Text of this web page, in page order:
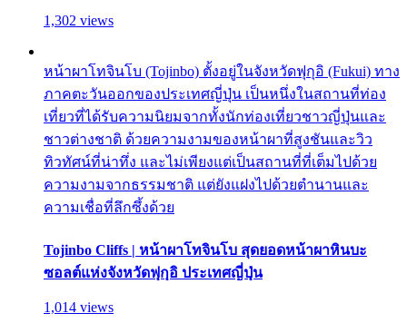
1,302 views
หน้าผาโทจินโบ (Tojinbo) ตั้งอยู่ในจังหวัดฟุกุอิ (Fukui) ทาง
ภาคตะวันออกของประเทศญี่ปุ่น เป็นหนึ่งในสถานที่ท่อง
เที่ยวที่ได้รับความนิยมจากทั้งนักท่องเที่ยวชาวญี่ปุ่นและ
ชาวต่างชาติ ด้วยความงามของหน้าผาที่สูงชันและวิว
ทิวทัศน์ที่น่าทึ่ง และไม่เพียงแต่เป็นสถานที่ที่เต็มไปด้วย
ความงามจากธรรมชาติ แต่ยังแฝงไปด้วยตำนานและ
ความเชื่อที่ลึกซึ้งด้วย
Tojinbo Cliffs | หน้าผาโทจินโบ สุดยอดหน้าผาหินบะ
ซอลต์แห่งจังหวัดฟุกุอิ ประเทศญี่ปุ่น
1,014 views